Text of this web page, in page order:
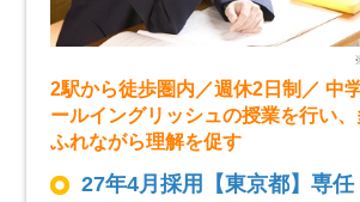
2駅から徒歩圏内／週休2日制／ 中
ールイングリッシュの授業を行い
ふれながら理解を促す
27年4月採用【東京都】専任